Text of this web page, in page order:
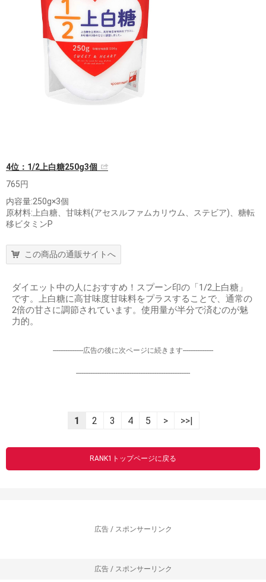
4位：1/2上白糖250g3個
765円
内容量:250g×3個
原材料:上白糖、甘味料(アセスルファムカリウム、ステビア)、糖転
移ビタミンP
この商品の通販サイトへ
ダイエット中の人におすすめ！スプーン印の「1/2上白糖」
です。上白糖に高甘味度甘味料をプラスすることで、通常の
2倍の甘さに調節されています。使用量が半分で済むのが魅
力的。
-----------------広告の後に次ページに続きます-----------------
----------------------------------------------------------------
1 2 3 4 5 > >>|
RANK1トップページに戻る
広告 / スポンサーリンク
広告 / スポンサーリンク